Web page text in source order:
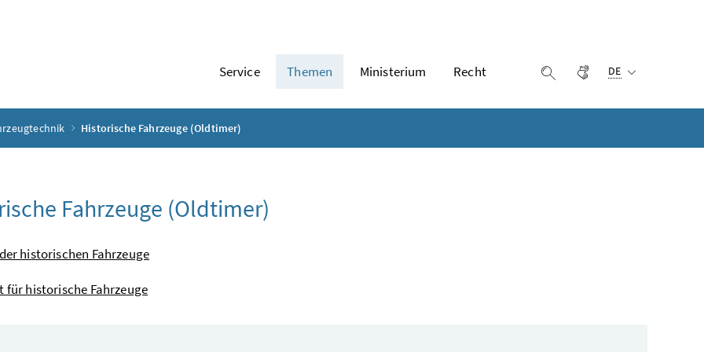
Service Themen Ministerium Recht Suche einblenden
Gebärdensprache
DE
Historische Fahrzeuge (Oldtimer)
Fahrzeuge (Oldtimer)
historischen Fahrzeuge
für historische Fahrzeuge